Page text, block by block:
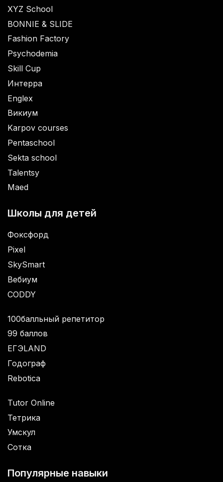
XYZ School
BONNIE & SLIDE
Fashion Factory
Psychodemia
Skill Cup
Интерра
Englex
Викиум
Karpov courses
Pentaschool
Sekta school
Talentsy
Maed
Школы для детей
Фоксфорд
Pixel
SkySmart
Вебиум
CODDY
100балльный репетитор
99 баллов
ЕГЭLAND
Годограф
Rebotica
Tutor Online
Тетрика
Умскул
Сотка
Популярные навыки